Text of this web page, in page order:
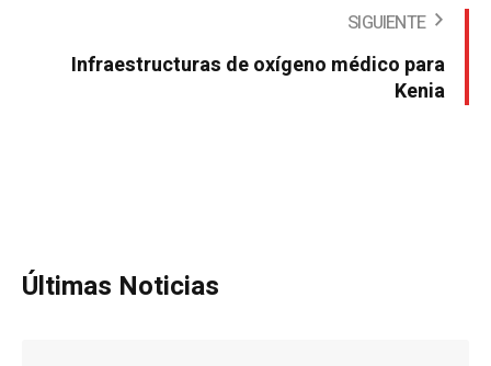
SIGUIENTE
Infraestructuras de oxígeno médico para
Kenia
Últimas Noticias